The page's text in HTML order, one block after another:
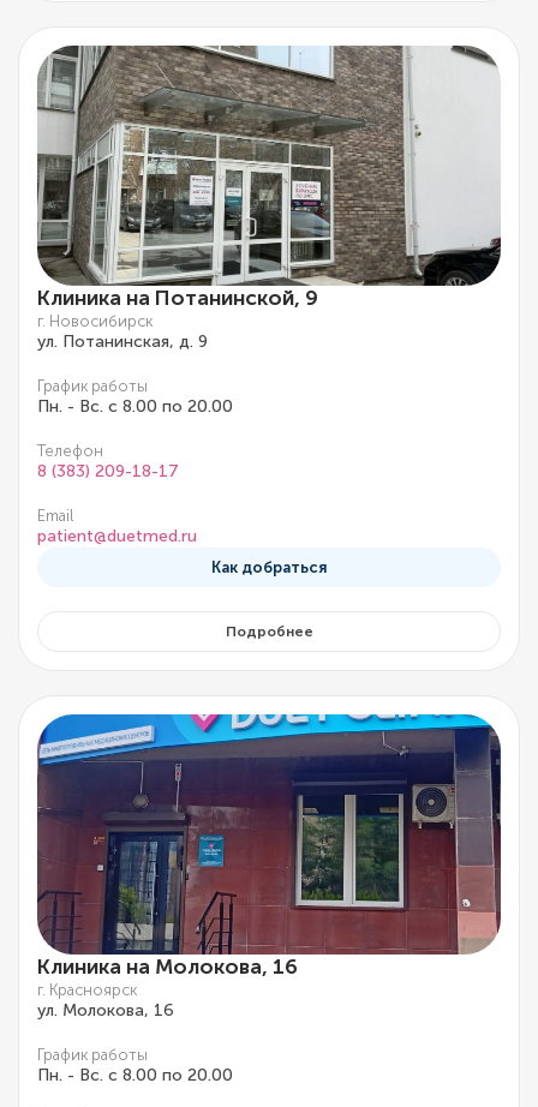
Клиника на Потанинской, 9
г. Новосибирск
ул. Потанинская, д. 9
График работы
Пн. - Вс. с 8.00 по 20.00
Телефон
8 (383) 209-18-17
Email
patient@duetmed.ru
Как добраться
Подробнее
Клиника на Молокова, 16
г. Красноярск
ул. Молокова, 16
График работы
Пн. - Вс. с 8.00 по 20.00